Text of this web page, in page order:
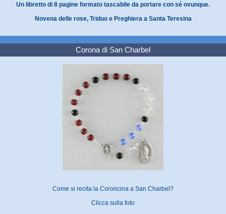
Un libretto di 8 pagine formato tascabile da portare con sé ovunque.
Novena delle rose, Triduo e Preghiera a Santa Teresina
Corona di San Charbel
Come si recita la Coroncina a San Charbel?
Clicca sulla foto